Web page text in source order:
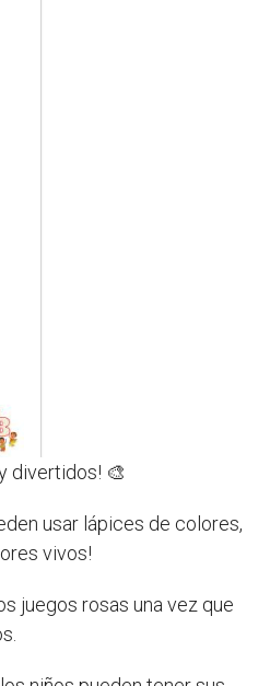
divertidos! 🎨
usar lápices de colores,
vivos!
juegos rosas una vez que